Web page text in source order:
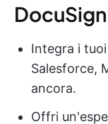
DocuSign
Integra i
Salesforce,
ancora.
Offri